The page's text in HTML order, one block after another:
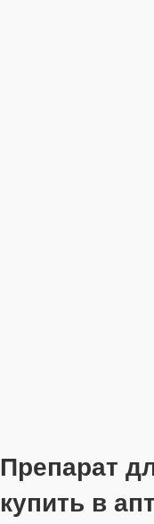
Препарат
купить в